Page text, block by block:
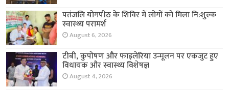
पतंजलि योगपीठ के शिविर में लोगों को मिला नि:शुल्क
स्वास्थ्य परामर्श
August 6, 2026
टीबी, कुपोषण और फाइलेरिया उन्मूलन पर एकजुट हुए
विधायक और स्वास्थ्य विशेषज्ञ
August 4, 2026